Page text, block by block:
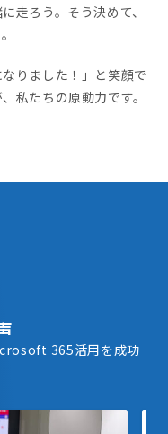
走ろう。そう決めて、
りました！」と笑顔で
私たちの原動力です。
365活用を成功